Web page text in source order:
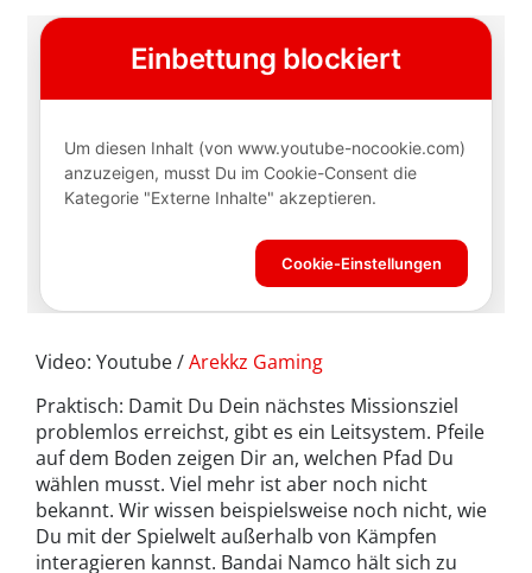
Video: Youtube /Arekkz Gaming
Praktisch: Damit Du Dein nächstes Missionsziel
problemlos erreichst, gibt es ein Leitsystem. Pfeile
auf dem Boden zeigen Dir an, welchen Pfad Du
wählen musst. Viel mehr ist aber noch nicht
bekannt. Wir wissen beispielsweise noch nicht, wie
Du mit der Spielwelt außerhalb von Kämpfen
interagieren kannst. Bandai Namco hält sich zu